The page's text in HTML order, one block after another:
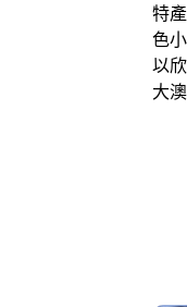
特
色
以
大